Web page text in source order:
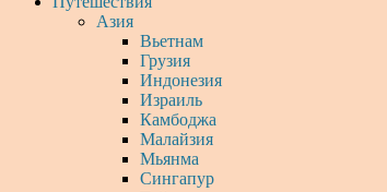
Азия
Вьетнам
Грузия
Индонезия
Израиль
Камбоджа
Малайзия
Мьянма
Сингапур